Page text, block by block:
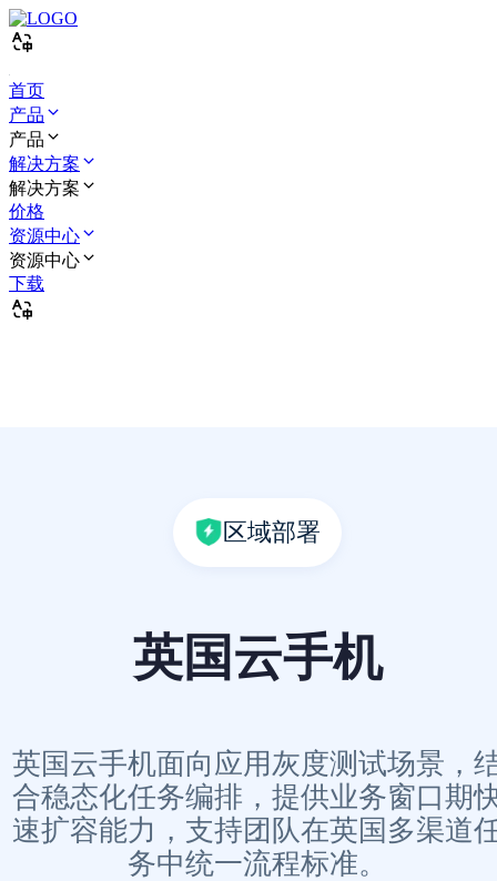
首页
产品
产品
解决方案
解决方案
价格
资源中心
资源中心
下载
区域部署
英国云手机
英国云手机面向应用灰度测试场景，
合稳态化任务编排，提供业务窗口期
速扩容能力，支持团队在英国多渠道
务中统一流程标准。